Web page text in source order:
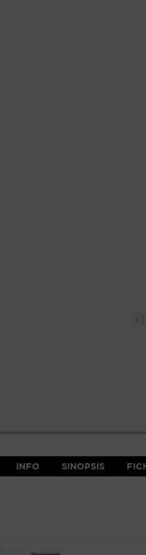
INFO SINOPSIS